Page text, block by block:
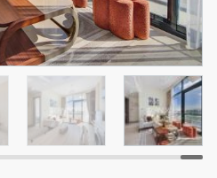
3 المعروض
غير مفروش /ة
اسم الوسيط
NILOOFAR ABBAS VAKIL
5 أشهر +